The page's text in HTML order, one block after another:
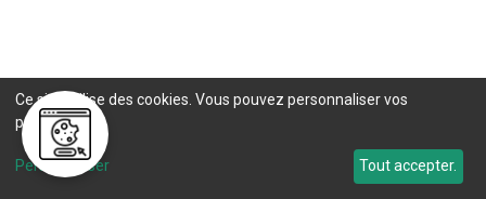
Ce site utilise des cookies. Vous pouvez personnaliser vos
préférences.
Personnaliser Tout accepter.